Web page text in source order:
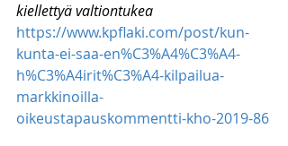
kiellettyä valtiontukea
https://www.kpflaki.com/post/kun-
kunta-ei-saa-en%C3%A4%C3%A4-
h%C3%A4irit%C3%A4-kilpailua-
markkinoilla-
oikeustapauskommentti-kho-2019-86